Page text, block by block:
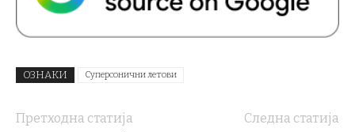
ОЗНАКИ Суперсонични летови
Претходна статија
Следна статија